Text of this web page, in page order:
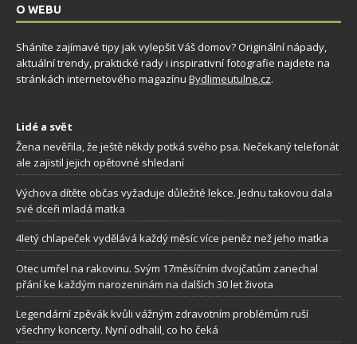
O WEBU
Sháníte zajímavé tipy jak vylepšit Váš domov? Originální nápady,
aktuální trendy, praktické rady i inspirativní fotografie najdete na
stránkách internetového magazínu Bydlimeutulne.cz.
Lidé a svět
Žena nevěřila, že ještě někdy potká svého psa. Nečekaný telefonát
ale zajistil jejich opětovné shledaní
Výchova dítěte občas vyžaduje důležité lekce. Jednu takovou dala
své dceři mladá matka
4letý chlapeček vydělává každý měsíc více peněz než jeho matka
Otec umřel na rakovinu. Svým 17měsíčním dvojčatům zanechal
přání ke každým narozeninám na dalších 30 let života
Legendární zpěvák kvůli vážným zdravotním problémům ruší
všechny koncerty. Nyní odhalil, co ho čeká